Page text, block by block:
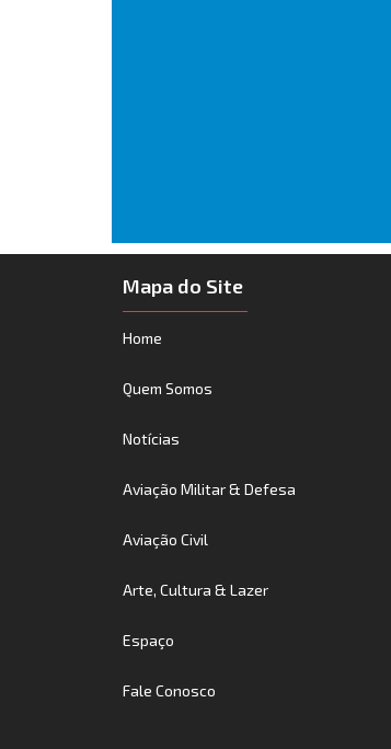
Mapa do Site
Home
Quem Somos
Notícias
Aviação Militar & Defesa
Aviação Civil
Arte, Cultura & Lazer
Espaço
Fale Conosco